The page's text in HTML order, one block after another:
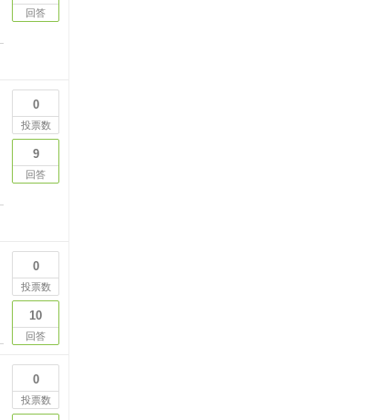
回答
0
投票数
9
回答
0
投票数
10
回答
0
投票数